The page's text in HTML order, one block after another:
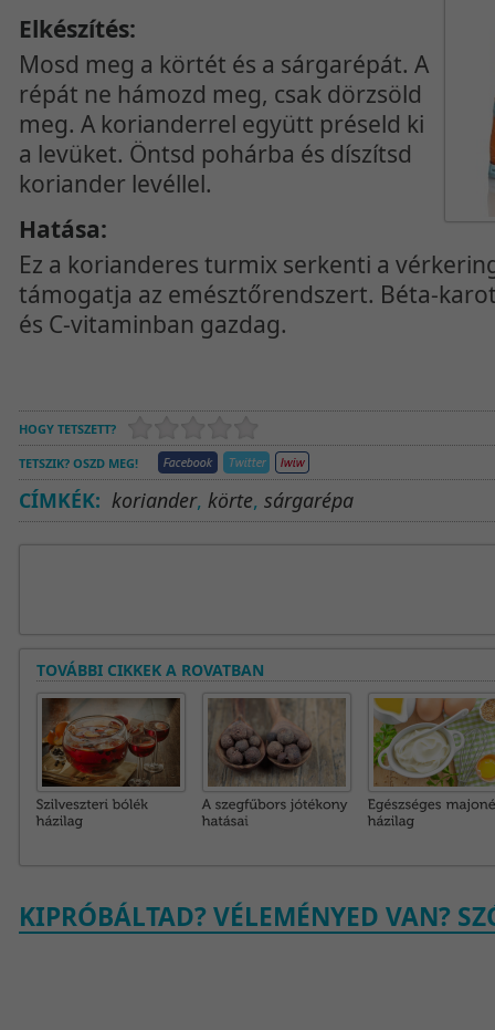
Elkészítés:
Mosd meg a körtét és a sárgarépát. A
répát ne hámozd meg, csak dörzsöld
meg. A korianderrel együtt préseld ki
a levüket. Öntsd pohárba és díszítsd
koriander levéllel.
Hatása:
Ez a korianderes turmix serkenti a
támogatja az emésztőrendszert. Béta-
és C-vitaminban gazdag.
HOGY TETSZETT?
TETSZIK? OSZD MEG!
CÍMKÉK: koriander, körte, sárgarépa
TOVÁBBI CIKKEK A ROVATBAN
KIPRÓBÁLTAD? VÉLEMÉNYED VAN?